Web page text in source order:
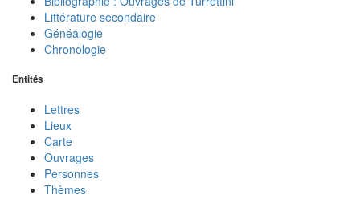
Littérature secondaire
Généalogie
Chronologie
Entités
Lettres
Lieux
Carte
Ouvrages
Personnes
Thèmes